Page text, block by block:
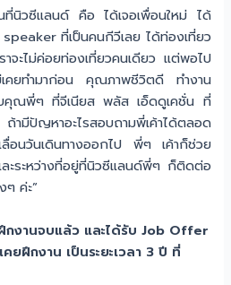
นที่นิวซีแลนด์ คือ ได้เจอเพื่อนใหม่ ได้
ที่เป็นคนกีวีเลย ได้ท่องเที่ยว
าจะไม่ค่อยท่องเที่ยวคนเดียว แต่พอไป
ม่เคยทำมาก่อน คุณภาพชีวิตดี ทำงาน
อบคุณพี่ๆ ที่จีเนียส พลัส เอ็ดดูเคชั่น ที่
ามีปัญหาอะไรสอบถามพี่เค้าได้ตลอด
อนวันเดินทางออกไป พี่ๆ เค้าก็ช่วย
ะระหว่างที่อยู่ที่นิวซีแลนด์พี่ๆ ก็ติดต่อ
ๆ ค่ะ”
งานจบแล้ว และได้รับ Job Offer
ยฝึกงาน เป็นระยะเวลา 3 ปี ที่